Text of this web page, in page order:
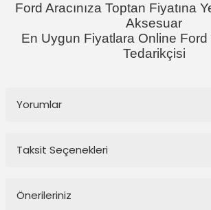
Ford Aracınıza Toptan Fiyatına
Aksesuar
En Uygun Fiyatlara Online Ford
Tedarikçisi
Yorumlar
Taksit Seçenekleri
Önerileriniz